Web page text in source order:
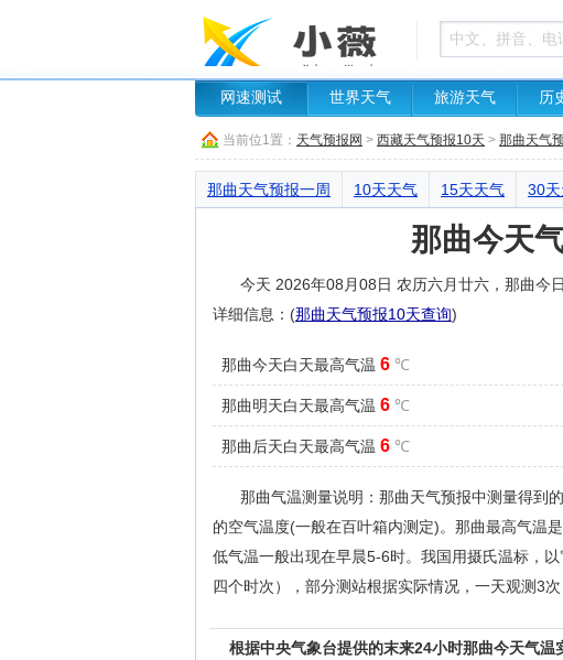
网速测试 世界天气 旅游天气 历
当前位1置： 天气预报网 > 西藏天气预报10天 > 那曲天气
那曲天气预报一周 10天天气 15天天气 30
那曲今天
今天 2026年08月08日 农历六月廿六，那曲
详细信息：(那曲天气预报10天查询)
那曲今天白天最高气温 6 ℃
那曲明天白天最高气温 6 ℃
那曲后天白天最高气温 6 ℃
那曲气温测量说明：那曲天气预报中测量得到
的空气温度(一般在百叶箱内测定)。那曲最高气温
低气温一般出现在早晨5-6时。我国用摄氏温标，
四个时次），部分测站根据实际情况，一天观测3
根据中央气象台提供的末来24小时那曲今天气温